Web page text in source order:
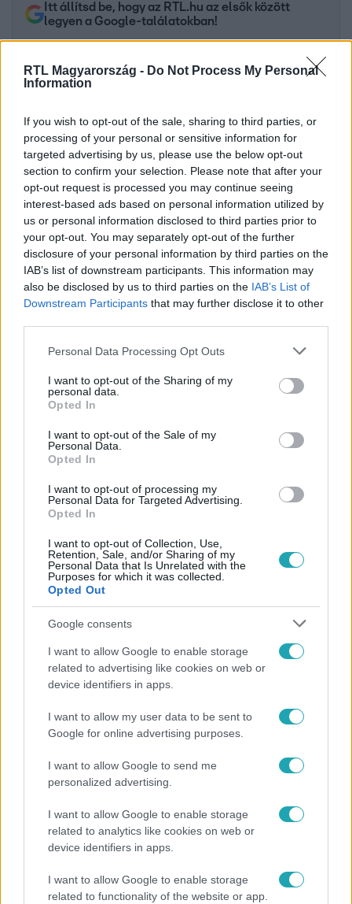
RTL Magyarország - Do Not Process My Personal
Information
If you wish to opt-out of the sale, sharing to third parties, or
processing of your personal or sensitive information for
targeted advertising by us, please use the below opt-out
section to confirm your selection. Please note that after your
opt-out request is processed you may continue seeing
interest-based ads based on personal information utilized by
us or personal information disclosed to third parties prior to
your opt-out. You may separately opt-out of the further
disclosure of your personal information by third parties on the
IAB’s list of downstream participants. This information may
also be disclosed by us to third parties on the IAB’s List of
Downstream Participants that may further disclose it to other
Please note that this website/app uses one or more Google
not limited to your visit or usage behaviour. You may click to
grant or deny consent to Google and its third-party tags to
use your data for below specified purposes in below Google
consent section.
Personal Data Processing Opt Outs
I want to opt-out of the Sharing of my
personal data.
Opted In
I want to opt-out of the Sale of my
Personal Data.
Opted In
I want to opt-out of processing my
Personal Data for Targeted Advertising.
Opted In
I want to opt-out of Collection, Use,
Retention, Sale, and/or Sharing of my
Personal Data that Is Unrelated with the
Purposes for which it was collected.
Opted Out
Google consents
I want to allow Google to enable storage
related to advertising like cookies on web or
device identifiers in apps.
I want to allow my user data to be sent to
Google for online advertising purposes.
I want to allow Google to send me
personalized advertising.
I want to allow Google to enable storage
related to analytics like cookies on web or
device identifiers in apps.
I want to allow Google to enable storage
related to functionality of the website or app.
Itt állítsd be, hogy az RTL.hu az elsők között
legyen a Google-találatokban!
Kövess minket, és értesülj a friss hírekről a
Facebookon is!
Követem
KI VAGY TE #ÉJJEL-NAPPAL BUDAPEST
ELŐZETES #PROMÓ
Népszerű
17:24
Reggeli
„Ha olyan ember keresne meg, akkor sem
megkeresésekkel kapcsolatban